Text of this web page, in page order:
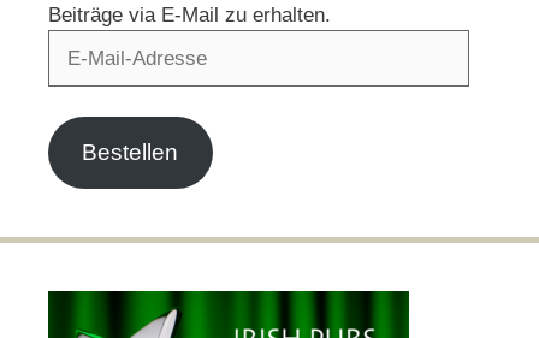
Beiträge via E-Mail zu erhalten.
Bestellen